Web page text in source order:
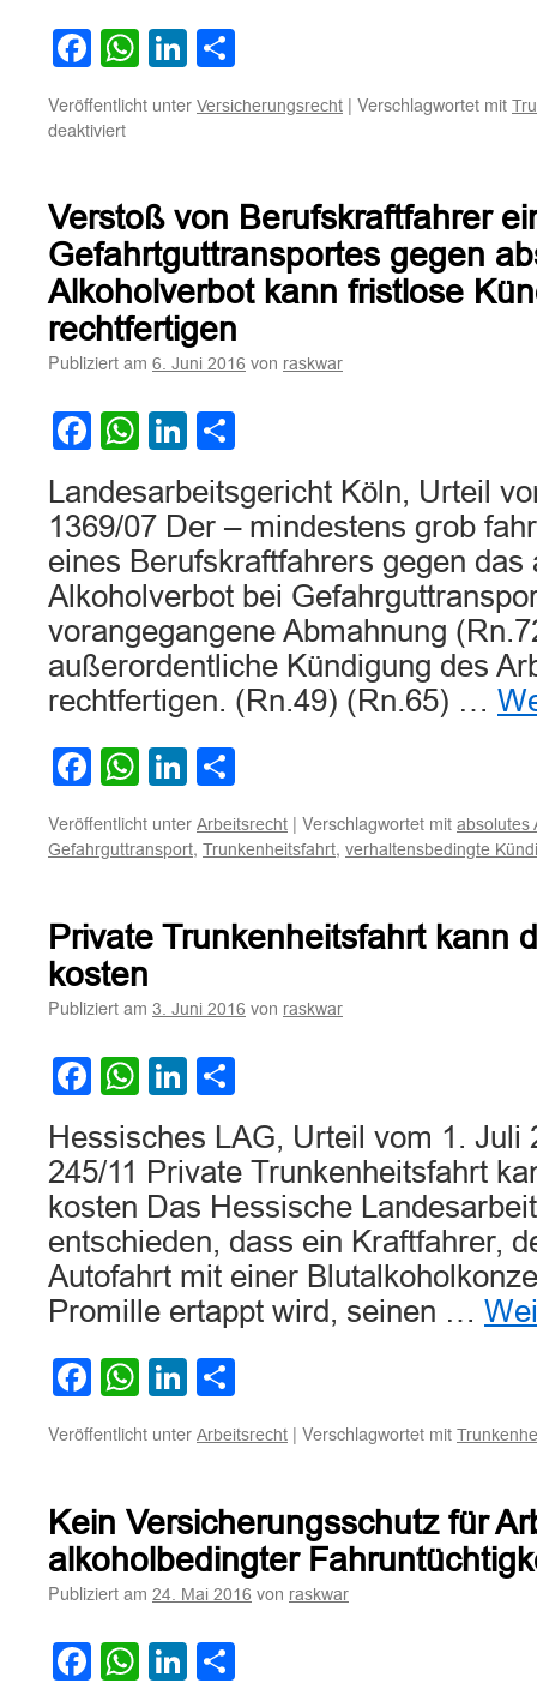
Facebook
WhatsApp
LinkedIn
Veröffentlicht unter Versicherungsrecht | Verschlagwortet mit
deaktiviertfür
der
Kfz-
Haftpflichtversicherung
bei
Trunkenheitsfahrt
des
Versicherungsnehmers
Verstoß von Berufskraftfahrer
Gefahrtguttransportes gegen
Alkoholverbot kann fristlose
rechtfertigen
Publiziert am 6. Juni 2016 von raskwar
Facebook
WhatsApp
LinkedIn
Landesarbeitsgericht Köln, Urteil
1369/07 Der – mindestens grob
eines Berufskraftfahrers gegen das
Alkoholverbot bei
vorangegangene Abmahnung
außerordentliche Kündigung des
rechtfertigen. (Rn.49) (Rn.65) …
Facebook
WhatsApp
LinkedIn
Veröffentlicht unter Arbeitsrecht | Verschlagwortet mit absolutes
Gefahrguttransport, Trunkenheitsfahrt, verhaltensbedingte
Private Trunkenheitsfahrt kann
kosten
Publiziert am 3. Juni 2016 von raskwar
Facebook
WhatsApp
LinkedIn
Hessisches LAG, Urteil vom 1. Juli
245/11 Private Trunkenheitsfahrt
kosten Das Hessische
entschieden, dass ein Kraftfahrer,
Autofahrt mit einer
Promille ertappt wird, seinen …
Facebook
WhatsApp
LinkedIn
Veröffentlicht unter Arbeitsrecht | Verschlagwortet mit
Kein Versicherungsschutz für
alkoholbedingter
Publiziert am 24. Mai 2016 von raskwar
Facebook
WhatsApp
LinkedIn